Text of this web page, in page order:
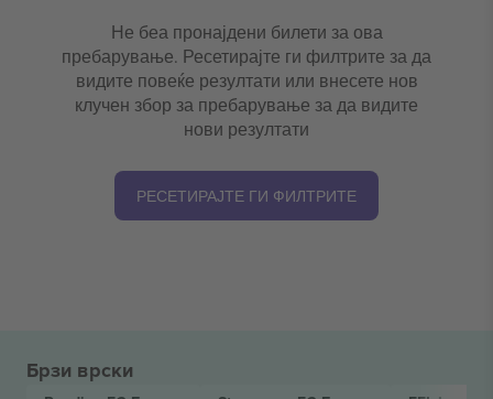
Не беа пронајдени билети за ова
пребарување. Ресетирајте ги филтрите за да
видите повеќе резултати или внесете нов
клучен збор за пребарување за да видите
нови резултати
РЕСЕТИРАЈТЕ ГИ ФИЛТРИТЕ
Брзи врски